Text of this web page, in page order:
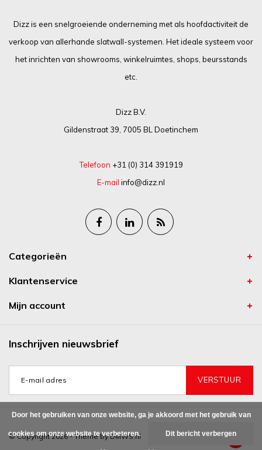
Dizz is een snelgroeiende onderneming met als hoofdactiviteit de
verkoop van allerhande slatwall-systemen. Het ideale systeem voor
het inrichten van showrooms, winkelruimtes, shops, beursstands
etc.
Dizz B.V.
Gildenstraat 39, 7005 BL Doetinchem
Telefoon +31 (0) 314 391919
E-mail info@dizz.nl
Categorieën
Klantenservice
Mijn account
Inschrijven nieuwsbrief
VERSTUUR
© Copyright 2026 - Theme byDMWS.nl
Door het gebruiken van onze website, ga je akkoord met het gebruik van
cookies om onze website te verbeteren. Dit bericht verbergen